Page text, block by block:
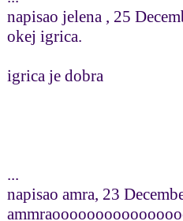
napisao jelena , 25
okej igrica.
igrica je dobra
...
napisao amra, 23